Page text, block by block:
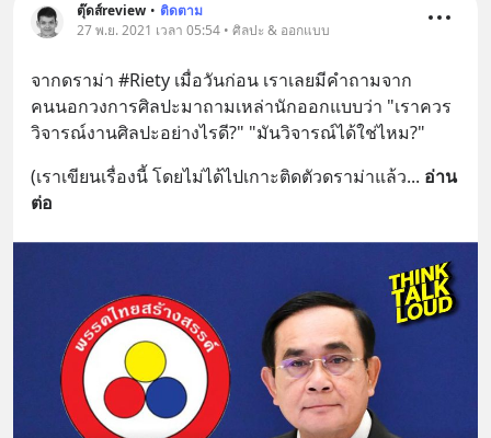
ตุ๊ดส์review • ติดตาม
27 พ.ย. 2021 เวลา 05:54 • ศิลปะ & ออกแบบ
จากดราม่า #Riety เมื่อวันก่อน เราเลยมีคำถามจาก
คนนอกวงการศิลปะมาถามเหล่านักออกแบบว่า "เราควร
วิจารณ์งานศิลปะอย่างไรดี?" "มันวิจารณ์ได้ใช่ไหม?"
(เราเขียนเรื่องนี้ โดยไม่ได้ไปเกาะติดตัวดราม่าแล้ว... อ่าน
ต่อ